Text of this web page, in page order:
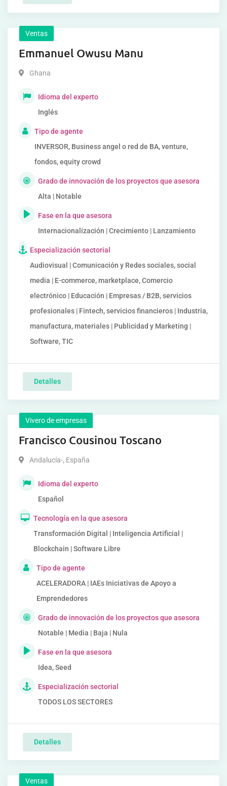
Ventas
Emmanuel Owusu Manu
Ghana
Idioma del experto
Inglés
Tipo de agente
INVERSOR, Business angel o red de BA, venture,
fondos, equity crowd
Grado de innovación de los proyectos que asesora
Alta | Notable
Fase en la que asesora
Internacionalización | Crecimiento | Lanzamiento
Especialización sectorial
Audiovisual | Comunicación y Redes sociales, social
media | E-commerce, marketplace, Comercio
electrónico | Educación | Empresas / B2B, servicios
profesionales | Fintech, servicios financieros | Industria,
manufactura, materiales | Publicidad y Marketing |
Software, TIC
Detalles
Vivero de empresas
Francisco Cousinou Toscano
Andalucía-, España
Idioma del experto
Español
Tecnología en la que asesora
Transformación Digital | Inteligencia Artificial |
Blockchain | Software Libre
Tipo de agente
ACELERADORA | IAEs Iniciativas de Apoyo a
Emprendedores
Grado de innovación de los proyectos que asesora
Notable | Media | Baja | Nula
Fase en la que asesora
Idea, Seed
Especialización sectorial
TODOS LOS SECTORES
Detalles
Ventas